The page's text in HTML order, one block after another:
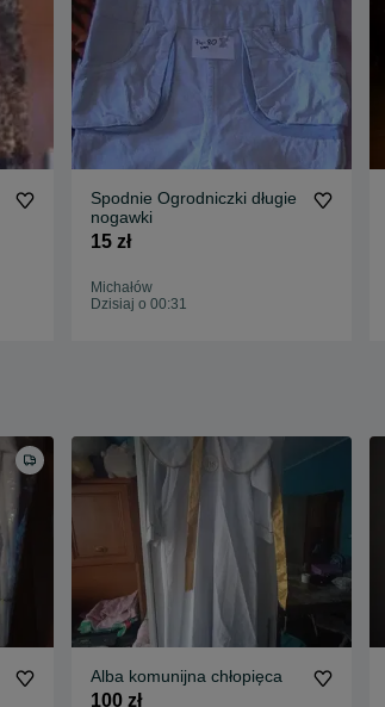
Spodnie Ogrodniczki długie
nogawki
15 zł
Michałów
Dzisiaj o 00:31
Alba komunijna chłopięca
100 zł